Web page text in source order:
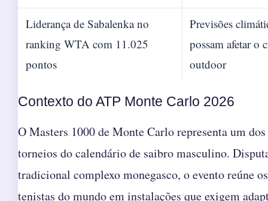
Liderança de Sabalenka no
ranking WTA com 11.025
pontos
Previsões
possam afetar o
outdoor
Contexto do ATP Monte Carlo 2026
O Masters 1000 de Monte Carlo representa um
torneios do calendário de saibro masculino.
tradicional complexo monegasco, o evento reúne
tenistas do mundo em instalações que exigem